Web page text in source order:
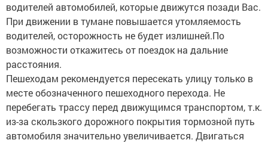
водителей автомобилей, которые движутся позади Вас.
При движении в тумане повышается утомляемость
водителей, осторожность не будет излишней.По
возможности откажитесь от поездок на дальние
расстояния.
Пешеходам рекомендуется пересекать улицу только в
месте обозначенного пешеходного перехода. Не
перебегать трассу перед движущимся транспортом, т.к.
из-за скользкого дорожного покрытия тормозной путь
автомобиля значительно увеличивается. Двигаться